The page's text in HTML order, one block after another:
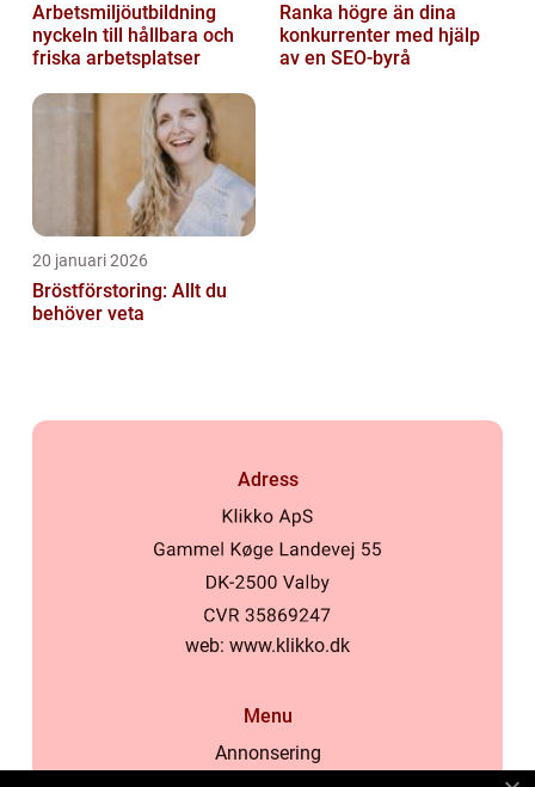
Arbetsmiljöutbildning
nyckeln till hållbara och
friska arbetsplatser
Ranka högre än dina
konkurrenter med hjälp
av en SEO-byrå
20 januari 2026
Bröstförstoring: Allt du
behöver veta
Adress
web: www.klikko.dk
Menu
Annonsering